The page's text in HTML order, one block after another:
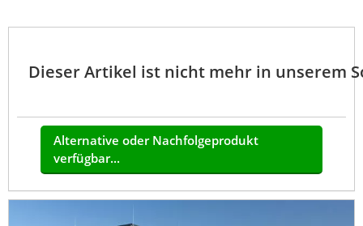
Dieser Artikel ist nicht mehr in unserem
Alternative oder Nachfolgeprodukt
verfügbar...